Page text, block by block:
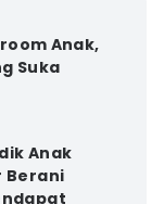
Anak,
Suka
Anak
Berani